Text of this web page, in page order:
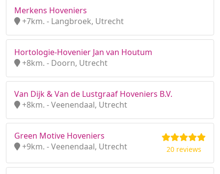
Merkens Hoveniers
+7km. - Langbroek, Utrecht
Hortologie-Hovenier Jan van Houtum
+8km. - Doorn, Utrecht
Van Dijk & Van de Lustgraaf Hoveniers B.V.
+8km. - Veenendaal, Utrecht
Green Motive Hoveniers
+9km. - Veenendaal, Utrecht
20 reviews